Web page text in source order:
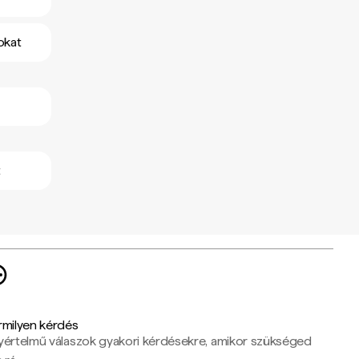
kérdés
válaszok gyakori kérdésekre, amikor szükséged